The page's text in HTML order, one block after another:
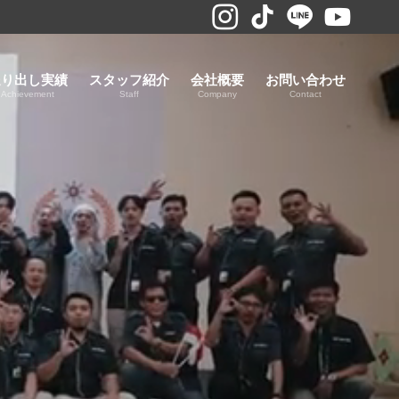
出し実績
Achievement
スタッフ紹介
Staff
会社概要
Company
お問い合わせ
Contact